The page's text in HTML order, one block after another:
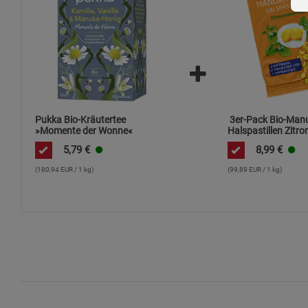
Pukka Bio-Kräutertee
»Momente der Wonne«
5,79 €
(180,94 EUR / 1 kg)
3er-Pack Bio-
Halspastillen
8,99 €
(99,89 EUR / 1 kg)